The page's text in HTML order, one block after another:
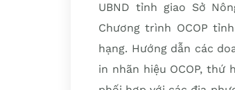
UBND tỉnh giao Sở
Chương trình OCOP
hạng. Hướng dẫn các
in nhãn hiệu OCOP, thứ